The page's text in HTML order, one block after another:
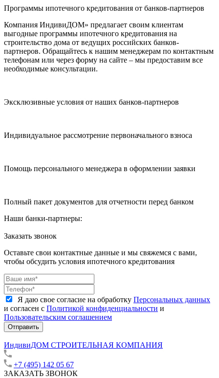
Программы ипотечного кредитования от банков-партнеров
Компания ИндивиДОМ» предлагает своим клиентам
выгодные программы ипотечного кредитования на
строительство дома от ведущих российских банков-
партнеров. Обращайтесь к нашим менеджерам по контактным
телефонам или через форму на сайте – мы предоставим все
необходимые консультации.
Эксклюзивные условия от наших банков-партнеров
Индивидуальное рассмотрение первоначального взноса
Помощь персонального менеджера в оформлении заявки
Полный пакет документов для отчетности перед банком
Наши банки-партнеры:
Заказать звонок
Оставьте свои контактные данные и мы свяжемся с вами,
чтобы обсудить условия ипотечного кредитования
Я даю свое согласие на обработку Персональных данных
и согласен с Политикой конфиденциальности и
Пользовательским соглашением
Отправить
ИндивиДОМ СТРОИТЕЛЬНАЯ КОМПАНИЯ
+7 (495) 142 05 67
ЗАКАЗАТЬ ЗВОНОК